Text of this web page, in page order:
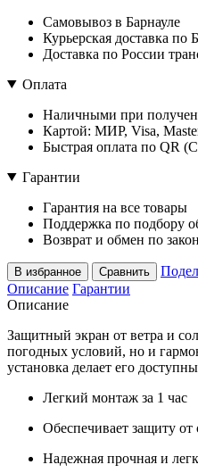
Самовывоз в Барнауле
Курьерская доставка по
Доставка по России
Оплата
Наличными при
Картой: МИР, Visa,
Быстрая оплата по QR
Гарантии
Гарантия на все товары
Поддержка по подбору
Возврат и обмен по
В избранное Сравнить
Описание Гарантии
Описание
Защитный экран от ветра и
погодных условий, но и
установка делает его
Легкий монтаж за 1 час
Обеспечивает защиту от
Надежная прочная и